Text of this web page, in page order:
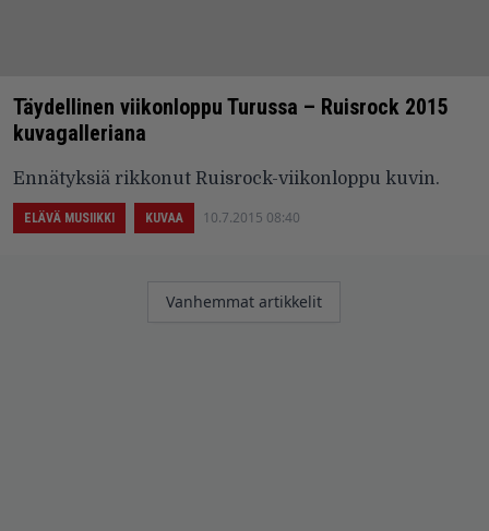
Täydellinen viikonloppu Turussa – Ruisrock 2015
kuvagalleriana
Ennätyksiä rikkonut Ruisrock-viikonloppu kuvin.
ELÄVÄ MUSIIKKI KUVAA 10.7.2015 08:40
Artikkelien
Vanhemmat artikkelit